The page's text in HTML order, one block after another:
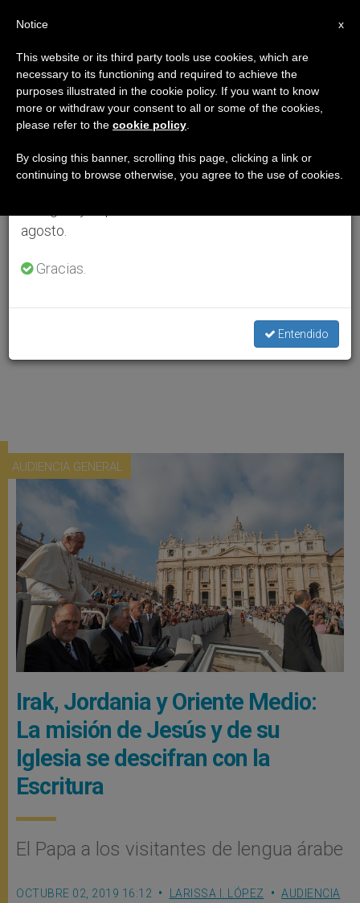
AUDIENCIA GENERAL
Irak, Jordania y Oriente Medio:
La misión de Jesús y de su
Iglesia se descifran con la
Escritura
El Papa a los visitantes de lengua árabe
OCTUBRE 02, 2019 16:12 LARISSA I. LÓPEZ
AUDIENCIA
×
Aviso importante
Del 27 de julio al 7 de agosto haremos la pausa
anual, aprovechando que en el periodo de verano
se generan menos informaciones y también el
agosto.
Gracias.
Entendido
x
Notice
This website or its third party tools use cookies, which are
necessary to its functioning and required to achieve the
purposes illustrated in the cookie policy. If you want to know
more or withdraw your consent to all or some of the cookies,
please refer to the cookie policy
By closing this banner, scrolling this page, clicking a link or
continuing to browse otherwise, you agree to the use of cookies.